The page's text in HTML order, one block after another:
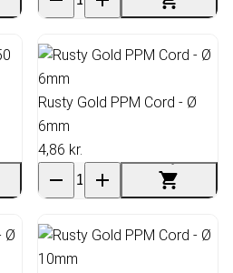
Rusty Gold PPM Cord - Ø
6mm
4,86 kr.